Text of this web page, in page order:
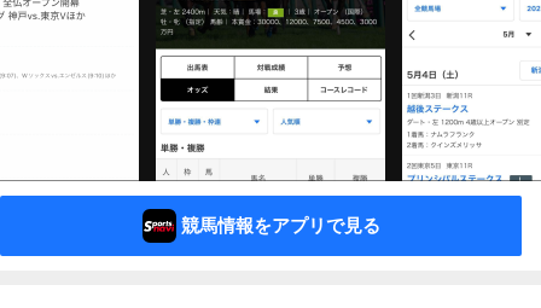
競馬情報をアプリで見る